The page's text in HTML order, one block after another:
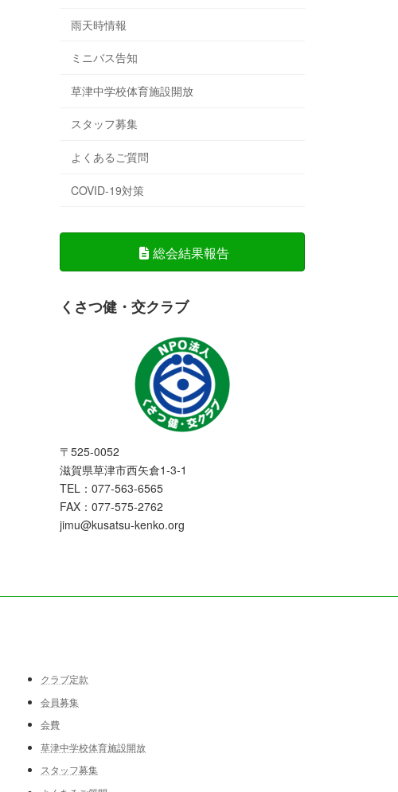
雨天時情報
ミニバス告知
草津中学校体育施設開放
スタッフ募集
よくあるご質問
COVID-19対策
総会結果報告
くさつ健・交クラブ
〒525-0052
滋賀県草津市西矢倉1-3-1
TEL：077-563-6565
FAX：077-575-2762
jimu@kusatsu-kenko.org
クラブ定款
会員募集
会費
草津中学校体育施設開放
スタッフ募集